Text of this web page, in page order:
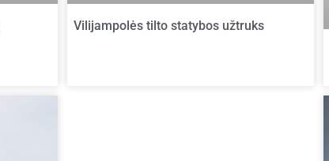
Vilijampolės tilto statybos užtruks